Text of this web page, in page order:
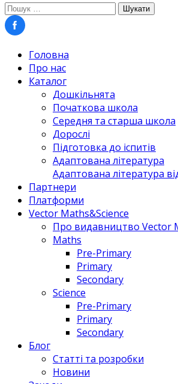
Пошук:
Головна
Про нас
Каталог
Дошкільнята
Початкова школа
Середня та старша школа
Дорослі
Підготовка до іспитів
Адаптована література
Адаптована література
Партнери
Платформи
Vector Maths&Science
Про видавництво Vector
Maths
Pre-Primary
Primary
Secondary
Science
Pre-Primary
Primary
Secondary
Блог
Статті та розробки
Новини